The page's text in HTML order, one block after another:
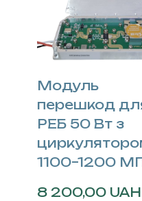
Модуль
перешкод
РЕБ 50 Вт з
1100–1200
8 200,00 UAH